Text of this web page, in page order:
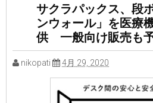
サクラパックス、段
ンウォール」を医療
供 一般向け販売も
nikopati 4月 29, 2020